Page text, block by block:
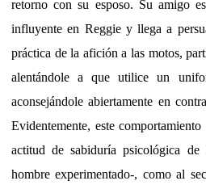
retorno con su esposo. Su amigo
influyente en Reggie y llega a
práctica de la afición a las motos,
alentándole a que utilice un
aconsejándole abiertamente en
Evidentemente, este
actitud de sabiduría psicológica de
hombre experimentado-, como al